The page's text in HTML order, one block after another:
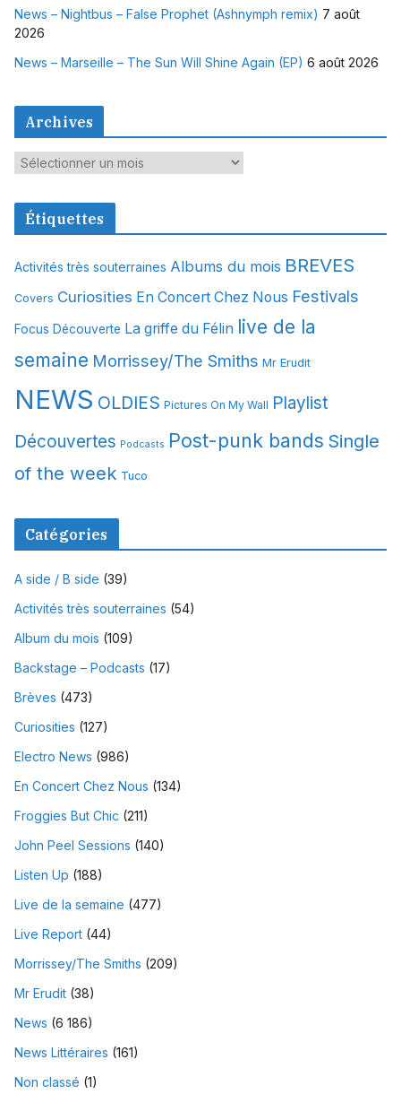
News – Nightbus – False Prophet (Ashnymph remix) 7 août
2026
News – Marseille – The Sun Will Shine Again (EP) 6 août 2026
Archives
A
c
v
e
Étiquettes
Activités très souterraines Albums du mois BREVES
Covers Curiosities En Concert Chez Nous Festivals
Focus Découverte La griffe du Félin live de la
semaine Morrissey/The Smiths Mr Erudit
NEWS OLDIES Pictures On My Wall Playlist
Découvertes Podcasts Post-punk bands Single
of the week Tuco
Catégories
A side / B side (39)
Activités très souterraines (54)
Album du mois (109)
Backstage – Podcasts (17)
Brèves (473)
Curiosities (127)
Electro News (986)
En Concert Chez Nous (134)
Froggies But Chic (211)
John Peel Sessions (140)
Listen Up (188)
Live de la semaine (477)
Live Report (44)
Morrissey/The Smiths (209)
Mr Erudit (38)
News (6 186)
News Littéraires (161)
Non classé (1)